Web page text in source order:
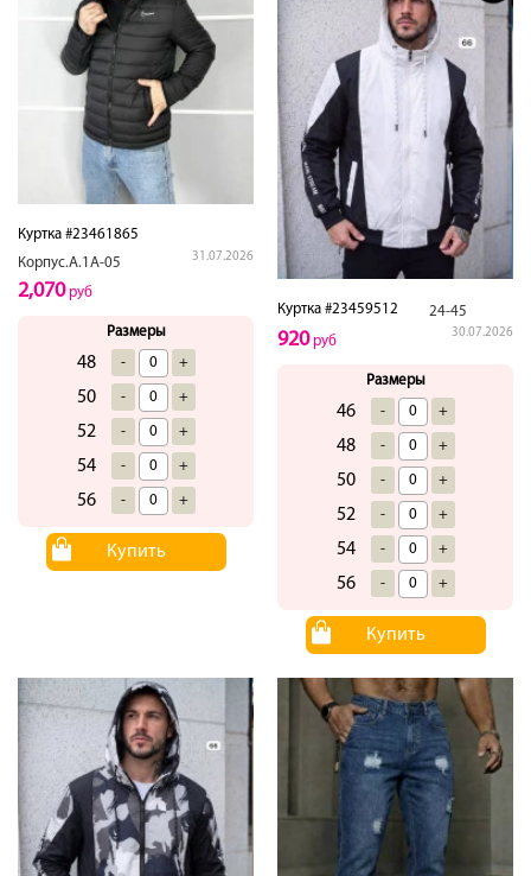
Куртка #23461865
Корпус.А.1А-05
31.07.2026
2,070руб
Размеры
48 - +
50 - +
52 - +
54 - +
56 - +
Купить
Куртка #23459512 24-45
30.07.2026
920руб
Размеры
46 - +
48 - +
50 - +
52 - +
54 - +
56 - +
Купить